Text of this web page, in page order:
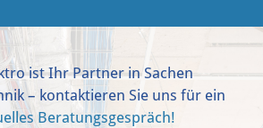
ist Ihr Partner in Sachen
– kontaktieren Sie uns für ein
Beratungsgespräch!